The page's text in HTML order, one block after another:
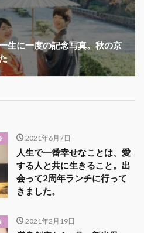
生に一度の記念写真。秋の京
2021年6月7日
人生で一番幸せなことは、愛
する人と共に生きること。出
会って2周年ランチに行って
きました。
2021年2月19日